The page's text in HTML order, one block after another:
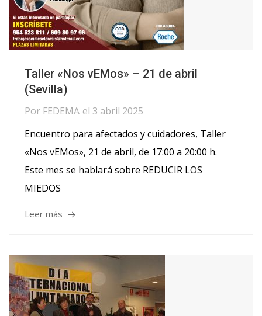
Taller «Nos vEMos» – 21 de abril
(Sevilla)
Por FEDEMA el 3 abril 2025
Encuentro para afectados y cuidadores, Taller
«Nos vEMos», 21 de abril, de 17:00 a 20:00 h.
Este mes se hablará sobre REDUCIR LOS
MIEDOS
Leer más